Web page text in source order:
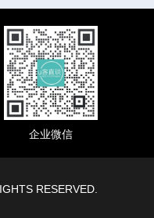
企业微信
RESERVED.